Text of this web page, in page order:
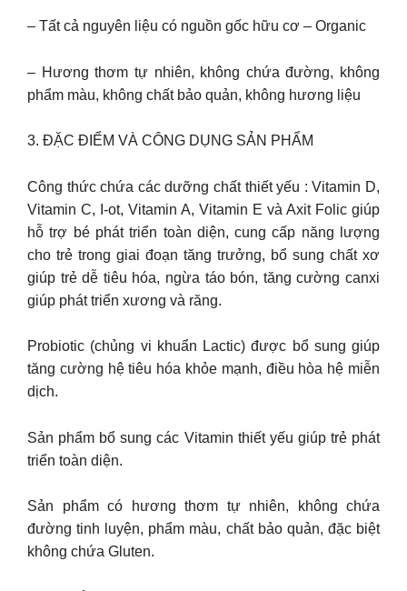
– Tất cả nguyên liệu có nguồn gốc hữu cơ – Organic
– Hương thơm tự nhiên, không chứa đường, không
phẩm màu, không chất bảo quản, không hương liệu
3. ĐẶC ĐIỂM VÀ CÔNG DỤNG SẢN PHẨM
Công thức chứa các dưỡng chất thiết yếu : Vitamin D,
Vitamin C, I-ot, Vitamin A, Vitamin E và Axit Folic giúp
hỗ trợ bé phát triển toàn diện, cung cấp năng lượng
cho trẻ trong giai đoạn tăng trưởng, bổ sung chất xơ
giúp trẻ dễ tiêu hóa, ngừa táo bón, tăng cường canxi
giúp phát triển xương và răng.
Probiotic (chủng vi khuẩn Lactic) được bổ sung giúp
tăng cường hệ tiêu hóa khỏe mạnh, điều hòa hệ miễn
dịch.
Sản phẩm bổ sung các Vitamin thiết yếu giúp trẻ phát
triển toàn diện.
Sản phẩm có hương thơm tự nhiên, không chứa
đường tinh luyện, phẩm màu, chất bảo quản, đặc biệt
không chứa Gluten.